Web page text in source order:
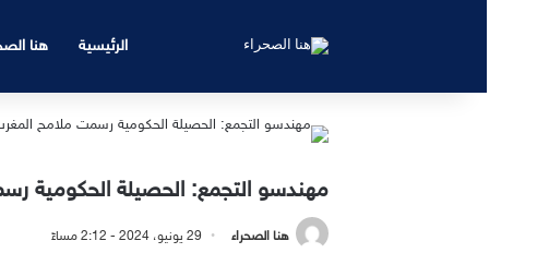
الرئيسية هنا
مهندسو التجمع: الحصيلة الحكومية
هنا الصحراء 29 يونيو، 2024 - 2:12 مساءً